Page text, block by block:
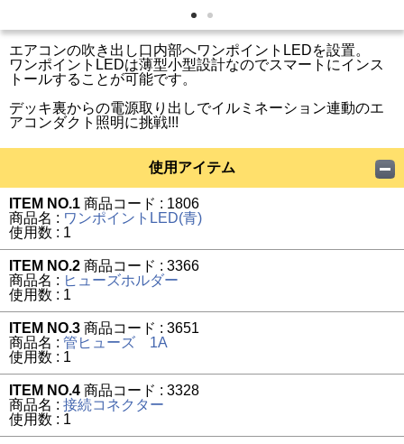
エアコンの吹き出し口内部へワンポイントLEDを設置。
ワンポイントLEDは薄型小型設計なのでスマートにインス
トールすることが可能です。
デッキ裏からの電源取り出しでイルミネーション連動のエ
アコンダクト照明に挑戦!!!
使用アイテム
ITEM NO.1 商品コード : 1806
商品名 : ワンポイントLED(青)
使用数 : 1
ITEM NO.2 商品コード : 3366
商品名 : ヒューズホルダー
使用数 : 1
ITEM NO.3 商品コード : 3651
商品名 : 管ヒューズ 1A
使用数 : 1
ITEM NO.4 商品コード : 3328
商品名 : 接続コネクター
使用数 : 1